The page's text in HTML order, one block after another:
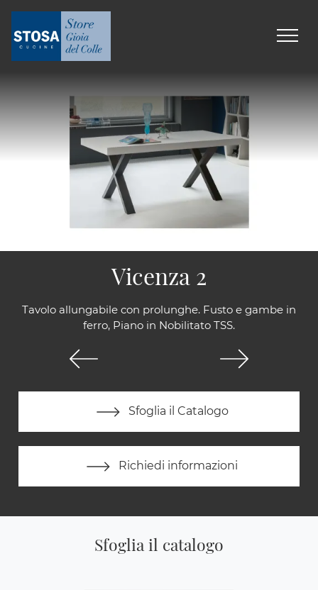
Tavolo allungabile con prolunghe. Fusto e gambe in
ferro, Piano in Nobilitato TSS.
Sfoglia il Catalogo
Richiedi informazioni
Vicenza 2
Sfoglia il catalogo